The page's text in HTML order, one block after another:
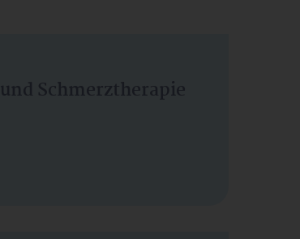
Schmerztherapie